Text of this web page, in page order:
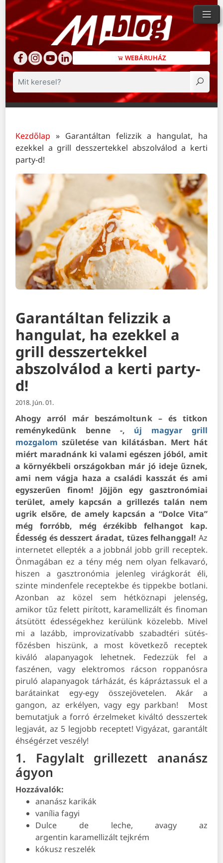
WEBÁRUHÁZ
Keresés
Kezdőlap » Garantáltan felizzik a hangulat, ha
ezekkel a grill desszertekkel abszolválod a kerti
party-d!
Garantáltan felizzik a
hangulat, ha ezekkel a
grill desszertekkel
abszolválod a kerti party-
d!
2018. Jún. 01.
Ahogy arról már beszámoltunk – és titkon
reménykedünk benne -, új magyar grill
mozgalom születése van kilátásban. Mert hát
miért maradnánk ki valami egészen jóból, amit
a környékbeli országokban már jó ideje űznek,
ami nem vágja haza a családi kasszát és ami
egyszerűen finom! Jöjjön egy gasztronómiai
terület, amely kapcsán a grillezés talán nem
ugrik elsőre, de amely kapcsán a “Dolce Vita”
még forróbb, még érzékibb felhangot kap.
Édesség és desszert áradat, tüzes felhanggal! Az
internetet ellepték a a jobbnál jobb grill receptek.
Önmagában ez a tény még nem olyan felkavaró,
hiszen a gasztronómia jelenleg virágkorát éli,
szinte mindenfele receptekbe és tippekbe botlani.
Azonban az közel sem hétköznapi jelenség,
amikor tűz felett pirított, karamellizált és finoman
átsütött édességekhez kerülünk közelebb. Mivel
mi a lazább, improvizatívabb szabadtéri sütés-
főzésben hiszünk, a most következő receptek
kiváló alapanyagok lehetnek. Fedezzük fel a
faszénen, vagy elektromos rácson roppanósra
piruló alapanyagok tárházát, és kápráztassuk el a
barátainkat egy-egy összejövetelen. Akár a
gangon, az erkélyen, vagy egy parkban!
Most
bemutatjuk a forró érzelmeket kiváltó desszertek
legjavát, az 5 legjobb receptet! Vigyázat, garantált
éhségérzet veszély!
1. Fagylalt grillezett ananász
ágyon
Hozzávalók:
ananász karikák
vanília fagyi
Dulce de leche, avagy az
argentin karamellizált tejkrém
kókusz reszelék